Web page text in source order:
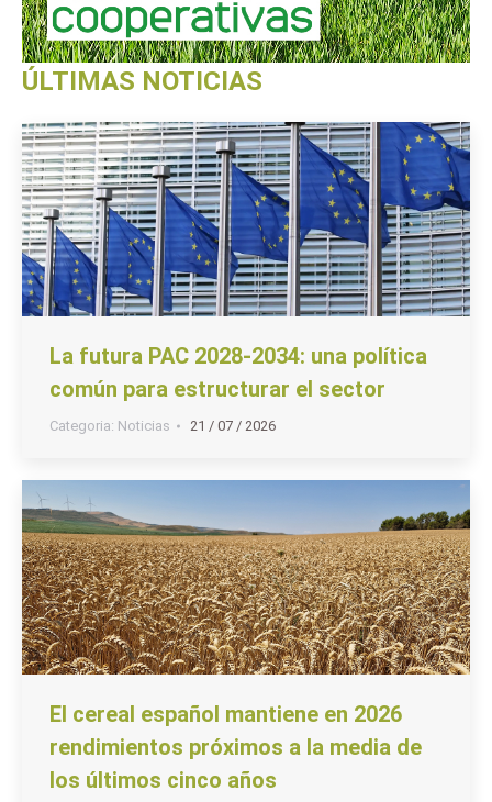
ÚLTIMAS NOTICIAS
La futura PAC 2028-2034: una política
común para estructurar el sector
Categoria: Noticias 21 / 07 / 2026
El cereal español mantiene en 2026
rendimientos próximos a la media de
los últimos cinco años